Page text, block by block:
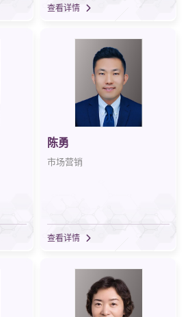
查看详情
陈勇
市场营销
查看详情